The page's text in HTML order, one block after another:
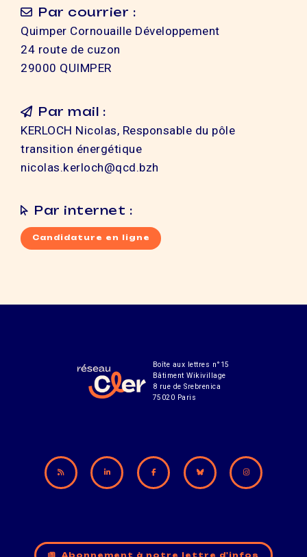
Par courrier :
Quimper Cornouaille Développement
24 route de cuzon
29000 QUIMPER
Par mail :
KERLOCH Nicolas, Responsable du pôle
transition énergétique
nicolas.kerloch@qcd.bzh
Par internet :
Candidature en ligne
Boîte aux lettres n°15
Bâtiment Wikivillage
8 rue de Srebrenica
75020 Paris
Abonnement à notre lettre d'infos